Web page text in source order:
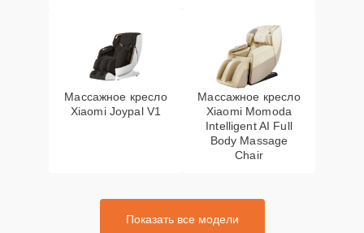
Массажное кресло
Xiaomi Joypal V1
Массажное кресло
Xiaomi Momoda
Intelligent AI Full
Body Massage
Chair
Показать все модели